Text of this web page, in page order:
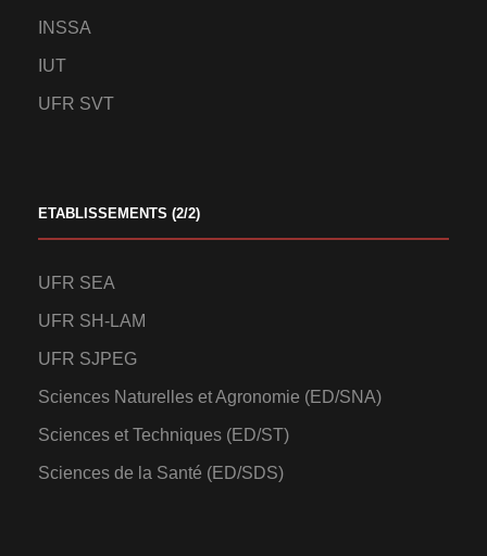
INSSA
IUT
UFR SVT
ETABLISSEMENTS (2/2)
UFR SEA
UFR SH-LAM
UFR SJPEG
Sciences Naturelles et Agronomie (ED/SNA)
Sciences et Techniques (ED/ST)
Sciences de la Santé (ED/SDS)